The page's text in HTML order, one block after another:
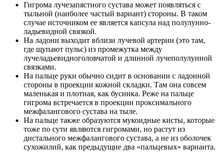
Гигрома лучезапястного сустава может появляться с
тыльной (наиболее частый вариант) стороны. В таком
случае источником ее является капсула над полулунно-
ладьевидной связкой.
На ладони выходит вблизи лучевой артерии (это там,
где щупают пульс) из промежутка между
лучеладьевидноголовчатой и длинной лучеполулунной
связками.
На пальце руки обычно сидит в основании с ладонной
стороны в проекции кожной складки. Там она совсем
маленькая и плотная, как бусинка. Реже на пальце
гигрома встречается в проекции проксимального
межфалангового сустава на тыле.
На пальце также образуются мукоидные кисты, которые
тоже по сути являются гигромами, но растут из
дистального межфалангового сустава, а не из оболочек
сухожилий, как предыдущие два «пальцевых» варианта.